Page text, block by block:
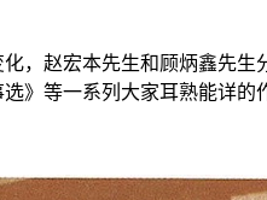
赵宏本先生和顾炳鑫先生
》等一系列大家耳熟能详的